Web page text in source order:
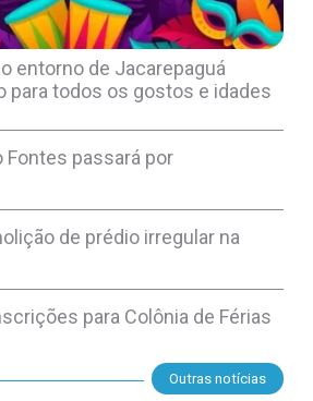
entorno de Jacarepaguá
para todos os gostos e idades
Fontes passará por
de prédio irregular na
para Colônia de Férias
Outras notícias